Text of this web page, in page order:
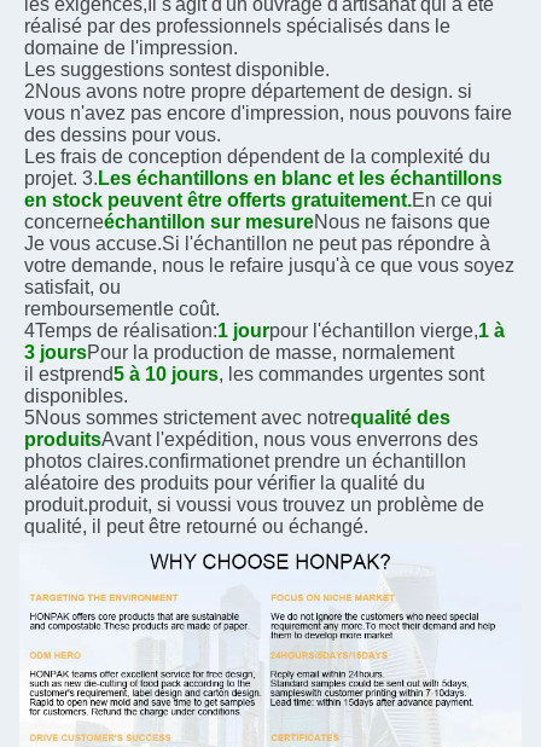
les exigences, Il s'agit d'un ouvrage d'artisanat qui a été
réalisé par des professionnels spécialisés dans le
domaine de l'impression.
Les suggestions sontest disponible.
2Nous avons notre propre département de design. si
vous n'avez pas encore d'impression, nous pouvons faire
des dessins pour vous.
Les frais de conception dépendent de la complexité du
projet. 3. Les échantillons en blanc et les échantillons
en stock peuvent être offerts gratuitement.En ce qui
concerneéchantillon sur mesureNous ne faisons que
Je vous accuse.Si l'échantillon ne peut pas répondre à
votre demande, nous le refaire jusqu'à ce que vous soyez
satisfait, ou
remboursementle coût.
4Temps de réalisation:1 jourpour l'échantillon vierge,1 à
3 joursPour la production de masse, normalement
il estprend5 à 10 jours, les commandes urgentes sont
disponibles.
5Nous sommes strictement avec notrequalité des
produitsAvant l'expédition, nous vous enverrons des
photos claires.confirmationet prendre un échantillon
aléatoire des produits pour vérifier la qualité du
produit.produit, si voussi vous trouvez un problème de
qualité, il peut être retourné ou échangé.